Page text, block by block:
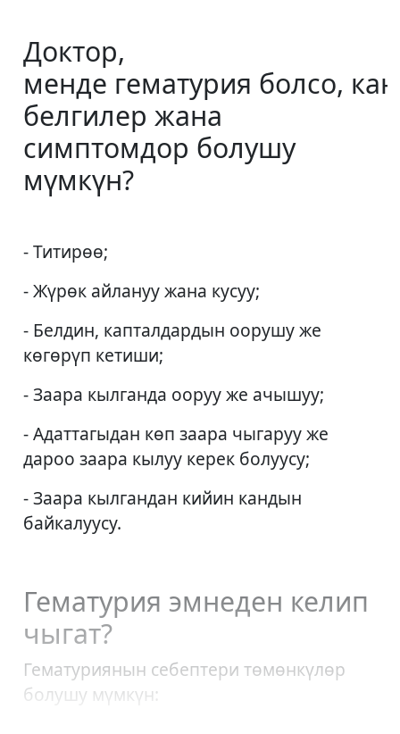
Доктор,
менде гематурия болсо,
белгилер жана
симптомдор болушу
мүмкүн?
- Титирөө;
- Жүрөк айлануу жана кусуу;
- Белдин, капталдардын оорушу же
көгөрүп кетиши;
- Заара кылганда ооруу же ачышуу;
- Адаттагыдан көп заара чыгаруу же
дароо заара кылуу керек болуусу;
- Заара кылгандан кийин кандын
байкалуусу.
Гематурия эмнеден келип
чыгат?
Гематуриянын себептери төмөнкүлөр
болушу мүмкүн: